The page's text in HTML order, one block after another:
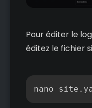
Pour éditer le
éditez le fichier
nano